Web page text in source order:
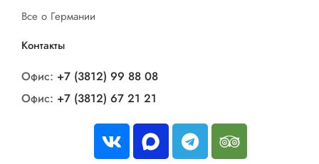
Все о Германии
Контакты
Офис: +7 (3812) 99 88 08
Офис: +7 (3812) 67 21 21